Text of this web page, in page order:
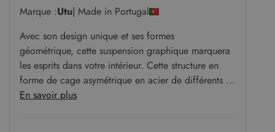
Marque :Utu| Made in Portugal
Avec son design unique et ses formes
géométrique, cette suspension graphique marquera
les esprits dans votre intérieur. Cette structure en
forme de cage asymétrique en acier de différents ...
En savoir plus